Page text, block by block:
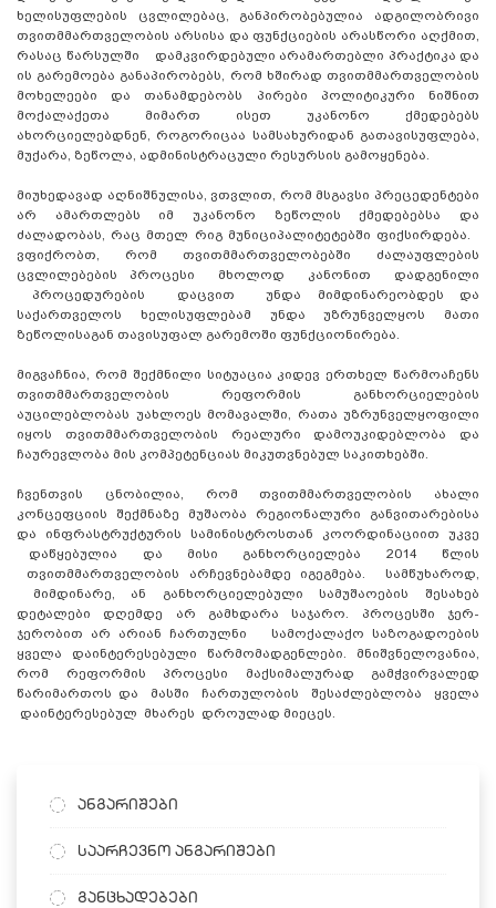
ხელისუფლების ცვლილებაც, განპირობებულია ადგილობრივი
თვითმმართველობის არსისა და ფუნქციების არასწორი აღქმით,
რასაც წარსულში დამკვირდებული არამართებლი პრაქტიკა და
ის გარემოება განაპირობებს, რომ ხშირად თვითმმართველობის
მოხელეები და თანამდებობს პირები პოლიტიკური ნიშნით
მოქალაქეთა მიმართ ისეთ უკანონო ქმედებებს
ახორციელებდნენ, როგორიცაა სამსახურიდან გათავისუფლება,
მუქარა, ზეწოლა, ადმინისტრაცული რესურსის გამოყენება.
მიუხედავად აღნიშნულისა, ვთვლით, რომ მსგავსი პრეცედენტები
არ ამართლებს იმ უკანონო ზეწოლის ქმედებებსა და
ძალადობას, რაც მთელ რიგ მუნიციპალიტეტებში ფიქსირდება.
ვფიქრობთ, რომ თვითმმართველობებში ძალაუფლების
ცვლილებების პროცესი მხოლოდ კანონით დადგენილი
პროცედურების დაცვით უნდა მიმდინარეობდეს და
საქართველოს ხელისუფლებამ უნდა უზრუნველყოს მათი
ზეწოლისაგან თავისუფალ გარემოში ფუნქციონირება.
მიგვაჩნია, რომ შექმნილი სიტუაცია კიდევ ერთხელ წარმოაჩენს
თვითმმართველობის რეფორმის განხორციელების
აუცილებლობას უახლოეს მომავალში, რათა უზრუნველყოფილი
იყოს თვითმმართველობის რეალური დამოუკიდებლობა და
ჩაურევლობა მის კომპეტენციას მიკუთვნებულ საკითხებში.
ჩვენთვის ცნობილია, რომ თვითმმართველობის ახალი
კონცეფციის შექმნაზე მუშაობა რეგიონალური განვითარებისა
და ინფრასტრუქტურის სამინისტროსთან კოორდინაციით უკვე
დაწყებულია და მისი განხორციელება 2014 წლის
თვითმმართველობის არჩევნებამდე იგეგმება. სამწუხაროდ,
მიმდინარე, ან განხორციელებული სამუშაოების შესახებ
დეტალები დღემდე არ გამხდარა საჯარო. პროცესში ჯერ-
ჯერობით არ არიან ჩართულნი სამოქალაქო საზოგადოების
ყველა დაინტერესებული წარმომადგენლები. მნიშვნელოვანია,
რომ რეფორმის პროცესი მაქსიმალურად გამჭვირვალედ
წარიმართოს და მასში ჩართულობის შესაძლებლობა ყველა
დაინტერესებულ მხარეს დროულად მიეცეს.
ანგარიშები
საარჩევნო ანგარიშები
განცხადებები